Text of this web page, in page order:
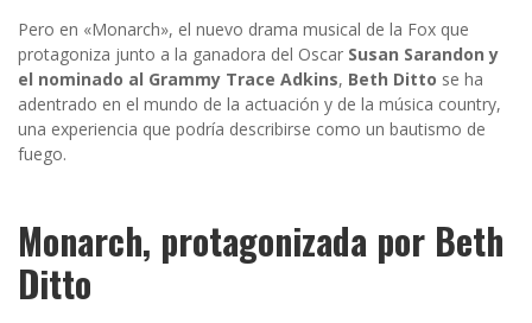
Pero en «Monarch», el nuevo drama musical de la Fox que
protagoniza junto a la ganadora del Oscar Susan Sarandon y
el nominado al Grammy Trace Adkins, Beth Ditto se ha
adentrado en el mundo de la actuación y de la música country,
una experiencia que podría describirse como un bautismo de
fuego.
Monarch, protagonizada por Beth
Ditto